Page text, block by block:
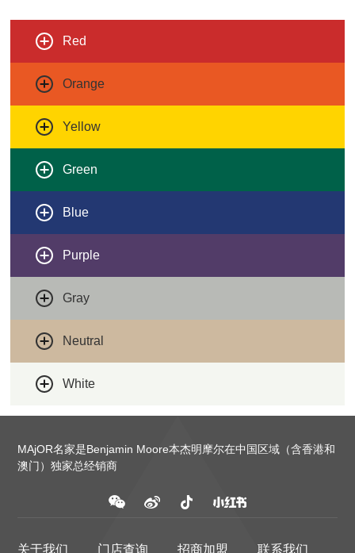
Red
Orange
Yellow
Green
Blue
Purple
Gray
Neutral
White
MAjOR名家是Benjamin Moore本杰明摩尔在中国区域（含香港和
澳门）独家总经销商
关于我们 门店查询 招商加盟 联系我们